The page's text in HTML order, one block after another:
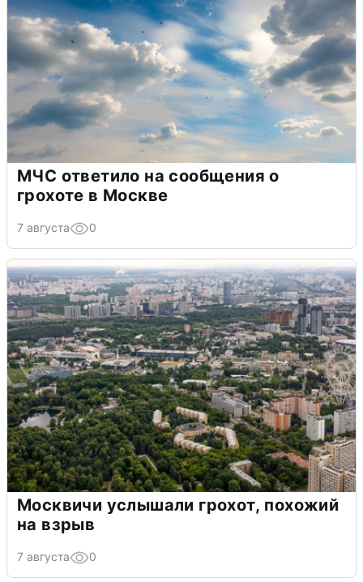
МЧС ответило на сообщения о
грохоте в Москве
7 августа 0
Москвичи услышали грохот, похожий
на взрыв
7 августа 0